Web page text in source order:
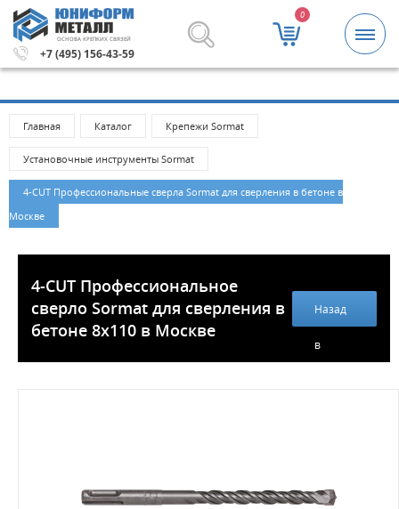
ОСНОВА КРЕПКИХ СВЯЗЕЙ
+7 (495) 156-43-59
0
Метизы и крепежные изделия оптом. Минимальная
Главная Каталог Крепежи Sormat
Установочные инструменты Sormat
4-CUT Профессиональные сверла Sormat для сверления в бетоне в
Москве
4-CUT Профессиональное
сверло Sormat для сверления в
бетоне 8х110 в Москве
Назад
в